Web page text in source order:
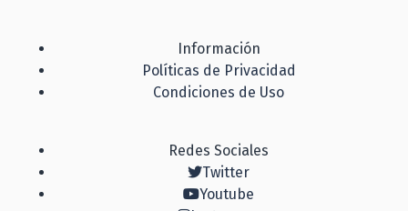
Información
Políticas de Privacidad
Condiciones de Uso
Redes Sociales
Twitter
Youtube